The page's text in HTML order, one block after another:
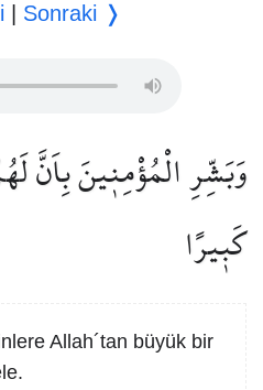
Sonraki ❭
وَبَشِّرِ الْمُؤْمِن۪ينَ بِاَنَّ
كَب۪يرًا
Allah´tan büyük bir